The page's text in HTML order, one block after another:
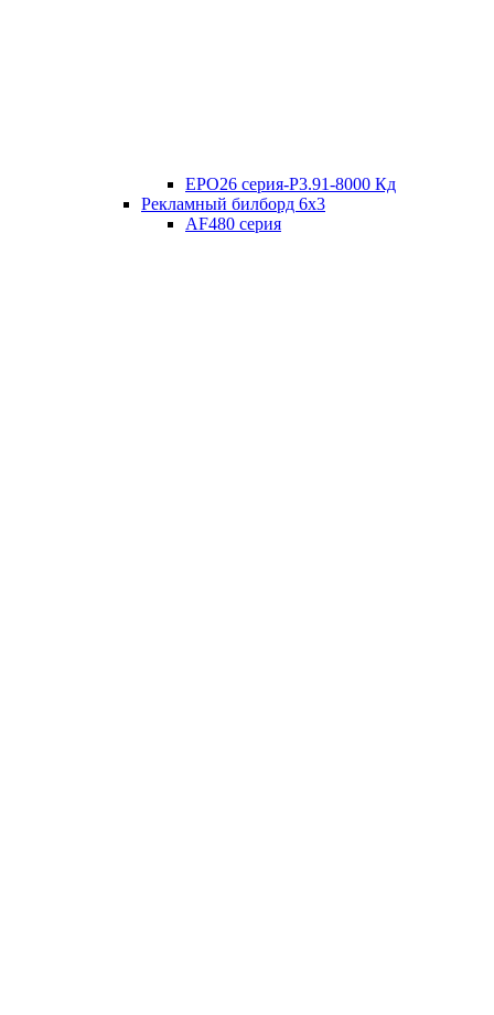
EPO26 серия-P3.91-8000 Кд
Рекламный билборд 6х3
AF480 серия